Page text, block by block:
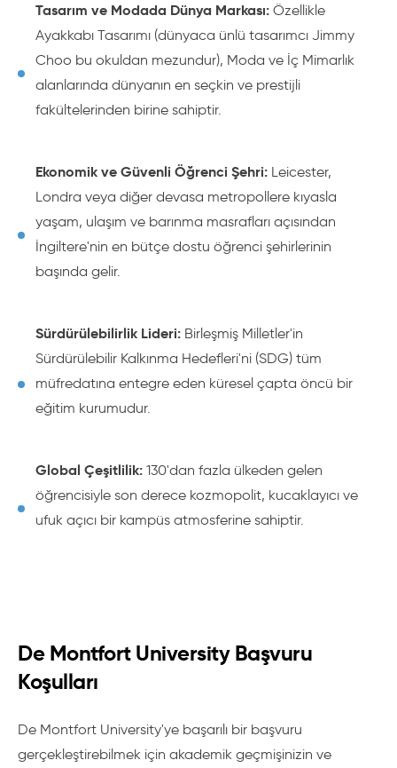
Tasarım ve Modada Dünya Markası: Özellikle
Ayakkabı Tasarımı (dünyaca ünlü tasarımcı Jimmy
Choo bu okuldan mezundur), Moda ve İç Mimarlık
alanlarında dünyanın en seçkin ve prestijli
fakültelerinden birine sahiptir.
Ekonomik ve Güvenli Öğrenci Şehri: Leicester,
Londra veya diğer devasa metropollere kıyasla
yaşam, ulaşım ve barınma masrafları açısından
İngiltere'nin en bütçe dostu öğrenci şehirlerinin
başında gelir.
Sürdürülebilirlik Lideri: Birleşmiş Milletler'in
Sürdürülebilir Kalkınma Hedefleri'ni (SDG) tüm
müfredatına entegre eden küresel çapta öncü bir
eğitim kurumudur.
Global Çeşitlilik: 130'dan fazla ülkeden gelen
öğrencisiyle son derece kozmopolit, kucaklayıcı ve
ufuk açıcı bir kampüs atmosferine sahiptir.
De Montfort University Başvuru
Koşulları
De Montfort University'ye başarılı bir başvuru
gerçekleştirebilmek için akademik geçmişinizin ve